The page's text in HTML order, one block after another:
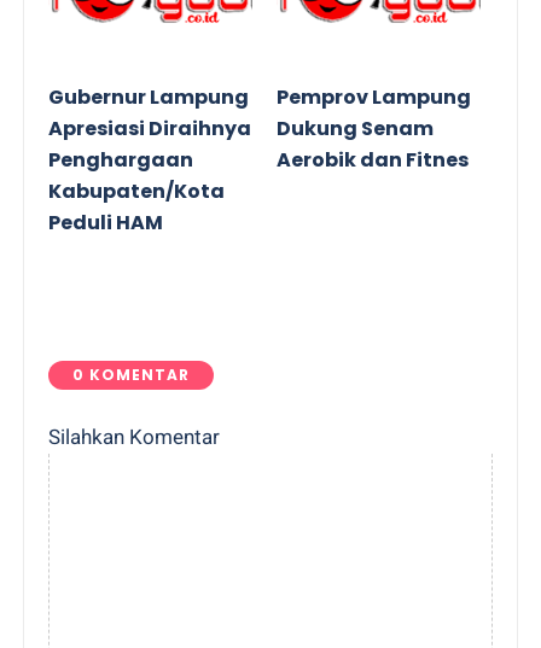
Gubernur Lampung
Apresiasi Diraihnya
Penghargaan
Kabupaten/Kota
Peduli HAM
Pemprov Lampung
Dukung Senam
Aerobik dan Fitnes
0 KOMENTAR
Silahkan Komentar